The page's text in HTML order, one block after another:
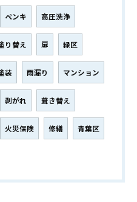
ペンキ 高圧洗浄
り替え 扉 緑区
装 雨漏り マンション
剥がれ 葺き替え
火災保険 修繕 青葉区